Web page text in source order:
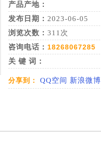
产品产地：
发布日期： 2023-06-05
浏览次数： 311次
咨询电话： 18268067285
关 键 词：
分享到： QQ空间 新浪微博